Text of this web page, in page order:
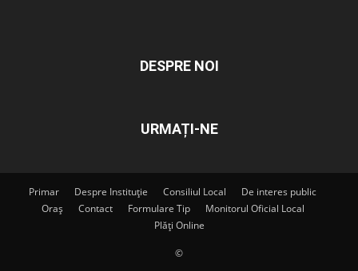
DESPRE NOI
URMAȚI-NE
Primar Despre Instituție Consiliul Local
De interes public
Oraș
Contact Formulare Tip
Monitorul Oficial Local
Plăți Online
©